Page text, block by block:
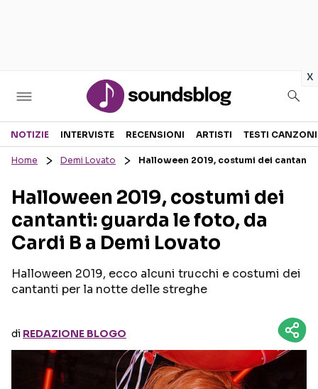
x
Sezioni
RECENSIONI MUSICALI
INTERVISTE
GOSSIP E CURIOSITÀ
TESTI CANZONI
TOUR ED EVENTI
TALENT SHOW
Seguici sui social
NOTIZIE INTERVISTE RECENSIONI ARTISTI TESTI CANZONI
Home Demi Lovato Halloween 2019, costumi dei
Halloween 2019, costumi dei
cantanti: guarda le foto, da
Cardi B a Demi Lovato
Halloween 2019, ecco alcuni trucchi e costumi dei
cantanti per la notte delle streghe
di REDAZIONE BLOGO